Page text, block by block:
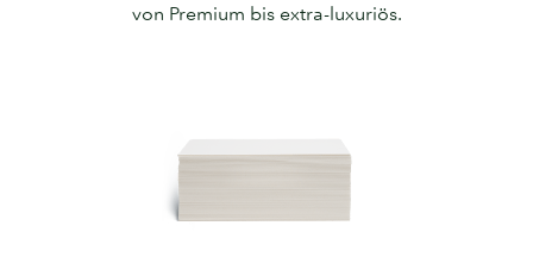
von Premium bis extra-luxuriös.